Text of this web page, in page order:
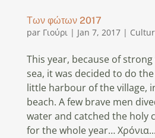
Των φώτων 2017
par Γιούρι| Jan 7, 2017|
This year, because of
sea, it was decided to do
little harbour of the village,
beach. A few brave men
water and catched the holy
for the whole year… Χρόνια...